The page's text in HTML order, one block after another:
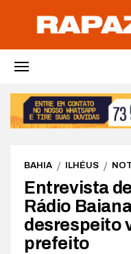
BAHIA ILHÉUS
Entrevista
Rádio
desrespeito
prefeito